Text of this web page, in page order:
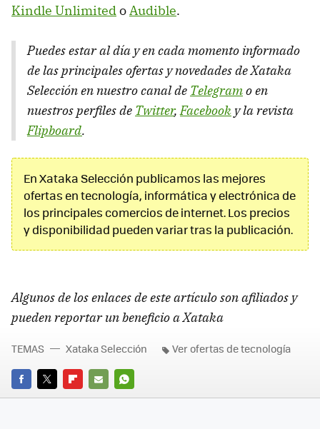
Kindle UnlimitedoAudible.
Puedes estar al día y en cada momento informado
de las principales ofertas y novedades de Xataka
Selección en nuestro canal de Telegramo en
nuestros perfiles de Twitter,Facebook y la revista
Flipboard.
En Xataka Selección publicamos las mejores
ofertas en tecnología, informática y electrónica de
los principales comercios de internet. Los precios
y disponibilidad pueden variar tras la publicación.
Algunos de los enlaces de este artículo son afiliados y
pueden reportar un beneficio a Xataka
FACEBOOK
TWITTERFLIPBOARD
E-
WHATSAPP
TEMAS Xataka Selección Ver ofertas de tecnología